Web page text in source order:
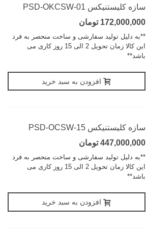
سازه کلیستنیکس PSD-OKCSW-01
172,000,000 تومان
**به دلیل تولید سفارشی و ساخت منحصر به فرد
این کالا زمان تحویل 2 الی 15 روز کاری می
باشد**
افزودن به سبد خرید
سازه کلیستنیکس PSD-OCSW-15
447,000,000 تومان
**به دلیل تولید سفارشی و ساخت منحصر به فرد
این کالا زمان تحویل 2 الی 15 روز کاری می
باشد**
افزودن به سبد خرید